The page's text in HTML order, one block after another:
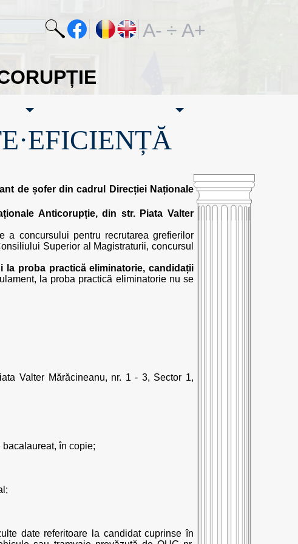
A- ÷ A+
de șofer din cadrul Direcției Naționale
Anticorupție, din str. Piata Valter
a concursului pentru recrutarea grefierilor
Superior al Magistraturii, concursul
la proba practică eliminatorie, candidații
la proba practică eliminatorie nu se
Valter Mărăcineanu, nr. 1 - 3, Sector 1,
în copie;
date referitoare la candidat cuprinse în